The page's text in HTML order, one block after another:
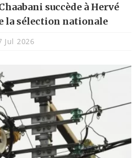
succède à Hervé
la sélection nationale
Jul 2026